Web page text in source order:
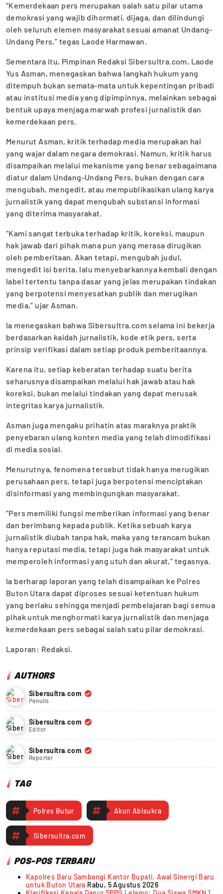
“Kemerdekaan pers merupakan salah satu pilar utama
demokrasi yang wajib dihormati, dijaga, dan dilindungi
oleh seluruh elemen masyarakat sesuai amanat Undang-
Undang Pers,” tegas Laode Harmawan.
Sementara itu, Pimpinan Redaksi Sibersultra.com, Laode
Yus Asman, menegaskan bahwa langkah hukum yang
ditempuh bukan semata-mata untuk kepentingan pribadi
atau institusi media yang dipimpinnya, melainkan sebagai
bentuk upaya menjaga marwah profesi jurnalistik dan
kemerdekaan pers.
Menurut Asman, kritik terhadap media merupakan hal
yang wajar dalam negara demokrasi. Namun, kritik harus
disampaikan melalui mekanisme yang benar sebagaimana
diatur dalam Undang-Undang Pers, bukan dengan cara
mengubah, mengedit, atau mempublikasikan ulang karya
jurnalistik yang dapat mengubah substansi informasi
yang diterima masyarakat.
“Kami sangat terbuka terhadap kritik, koreksi, maupun
hak jawab dari pihak mana pun yang merasa dirugikan
oleh pemberitaan. Akan tetapi, mengubah judul,
mengedit isi berita, lalu menyebarkannya kembali dengan
label tertentu tanpa dasar yang jelas merupakan tindakan
yang berpotensi menyesatkan publik dan merugikan
media,” ujar Asman.
Ia menegaskan bahwa Sibersultra.com selama ini bekerja
berdasarkan kaidah jurnalistik, kode etik pers, serta
prinsip verifikasi dalam setiap produk pemberitaannya.
Karena itu, setiap keberatan terhadap suatu berita
seharusnya disampaikan melalui hak jawab atau hak
koreksi, bukan melalui tindakan yang dapat merusak
integritas karya jurnalistik.
Asman juga mengaku prihatin atas maraknya praktik
penyebaran ulang konten media yang telah dimodifikasi
di media sosial.
Menurutnya, fenomena tersebut tidak hanya merugikan
perusahaan pers, tetapi juga berpotensi menciptakan
disinformasi yang membingungkan masyarakat.
“Pers memiliki fungsi memberikan informasi yang benar
dan berimbang kepada publik. Ketika sebuah karya
jurnalistik diubah tanpa hak, maka yang terancam bukan
hanya reputasi media, tetapi juga hak masyarakat untuk
memperoleh informasi yang utuh dan akurat,” tegasnya.
Ia berharap laporan yang telah disampaikan ke Polres
Buton Utara dapat diproses sesuai ketentuan hukum
yang berlaku sehingga menjadi pembelajaran bagi semua
pihak untuk menghormati karya jurnalistik dan menjaga
kemerdekaan pers sebagai salah satu pilar demokrasi.
Laporan: Redaksi.
AUTHORS
Sibersultra.com
Penulis
Sibersultra.com
Editor
Sibersultra.com
Reporter
TAG
Polres Butur Akun Abisukra
Sibersultra.com
POS-POS TERBARU
Kapolres Baru Sambangi Kantor Bupati, Awal Sinergi Baru
untuk Buton Utara Rabu, 5 Agustus 2026